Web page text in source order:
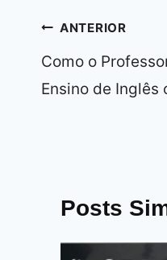
Navegação
de
Post
ANTERIOR
Como o
Ensino de Inglês
Posts